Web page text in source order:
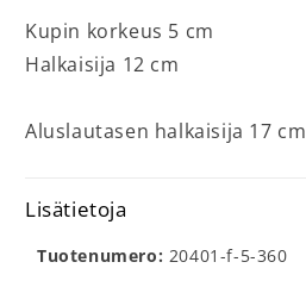
Kupin korkeus 5 cm
Halkaisija 12 cm
Aluslautasen halkaisija 17 cm
Lisätietoja
Tuotenumero: 20401-f-5-360